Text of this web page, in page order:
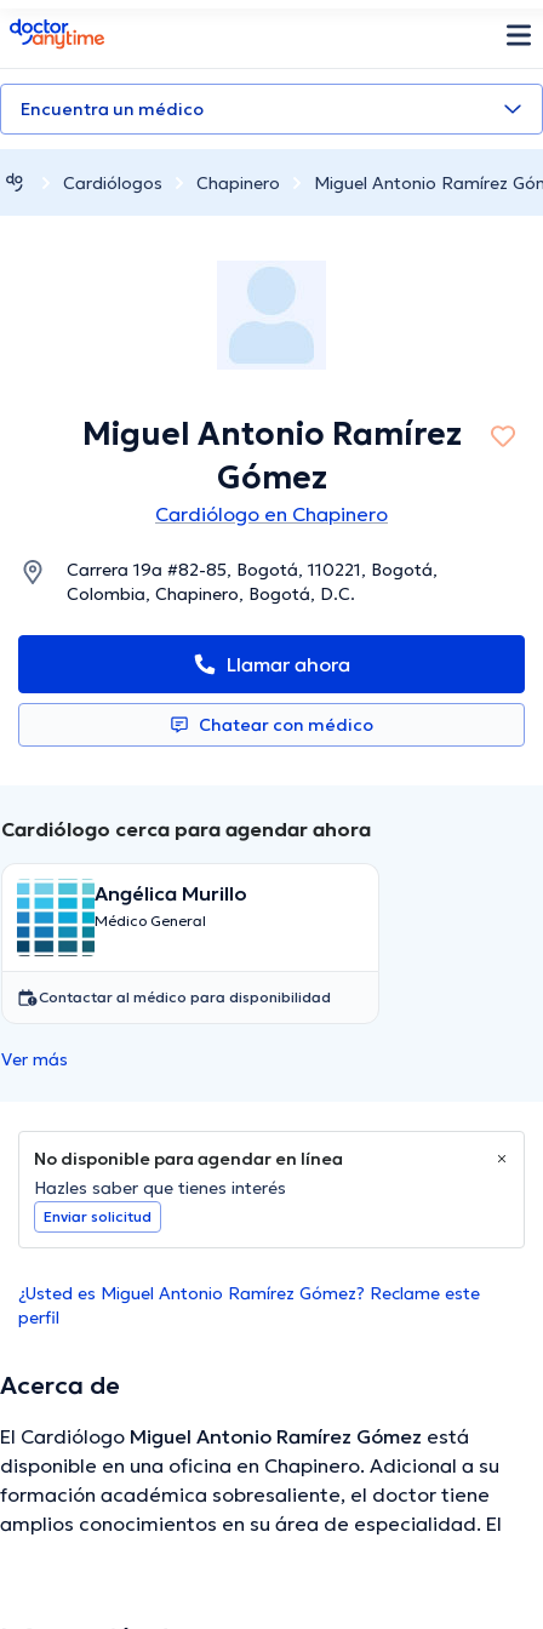
doctoranytime
Encuentra un médico
Cardiólogos Chapinero Miguel Antonio Ramírez
Miguel Antonio Ramírez
Gómez
Cardiólogo en Chapinero
Carrera 19a #82-85, Bogotá, 110221, Bogotá,
Colombia, Chapinero, Bogotá, D.C.
Llamar ahora
Chatear con médico
Cardiólogo cerca para agendar ahora
Angélica Murillo
Médico General
Contactar al médico para disponibilidad
Ver más
No disponible para agendar en línea
Hazles saber que tienes interés
Enviar solicitud
¿Usted es Miguel Antonio Ramírez Gómez? Reclame este
perfil
Acerca de
El Cardiólogo Miguel Antonio Ramírez Gómez está
disponible en una oficina en Chapinero. Adicional a su
formación académica sobresaliente, el doctor tiene
amplios conocimientos en su área de especialidad. El